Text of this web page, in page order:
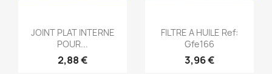
Aperçu rapide
JOINT PLAT INTERNE
POUR...
2,88 €
Aperçu rapide
FILTRE A HUILE Ref:
Gfe166
3,96 €